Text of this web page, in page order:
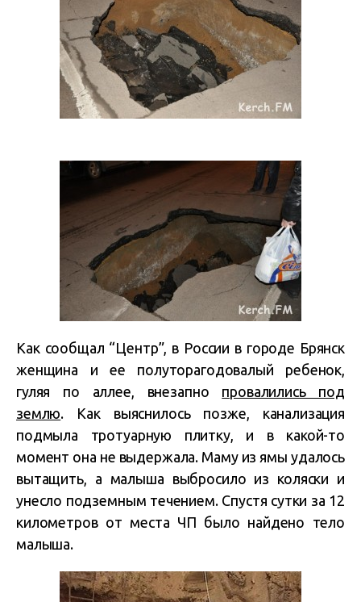
Как сообщал “Центр”, в России в городе Брянск
женщина и ее полуторагодовалый ребенок,
гуляя по аллее, внезапно провалились под
землю. Как выяснилось позже, канализация
подмыла тротуарную плитку, и в какой-то
момент она не выдержала. Маму из ямы удалось
вытащить, а малыша выбросило из коляски и
унесло подземным течением. Спустя сутки за 12
километров от места ЧП было найдено тело
малыша.